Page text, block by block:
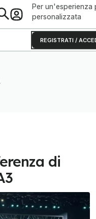
Per un'esperienza
personalizzata
REGISTRATI /
di